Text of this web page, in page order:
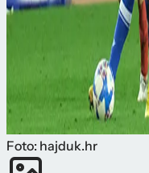
Foto: hajduk.hr